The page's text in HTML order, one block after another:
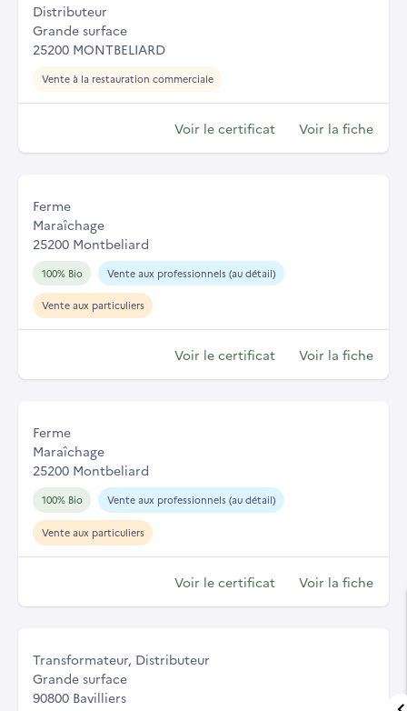
Distributeur
Grande surface
25200 MONTBELIARD
Vente à la restauration commerciale
Voir le certificat Voir la fiche
Ferme
Maraîchage
25200 Montbeliard
100% Bio Vente aux professionnels (au détail)
Vente aux particuliers
Voir le certificat Voir la fiche
Ferme
Maraîchage
25200 Montbeliard
100% Bio Vente aux professionnels (au détail)
Vente aux particuliers
Voir le certificat Voir la fiche
Transformateur, Distributeur
Grande surface
90800 Bavilliers